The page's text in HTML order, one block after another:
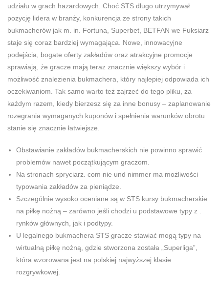
udziału w grach hazardowych. Choć STS długo utrzymywał
pozycję lidera w branży, konkurencja ze strony takich
bukmacherów jak m. in. Fortuna, Superbet, BETFAN we Fuksiarz
staje się coraz bardziej wymagająca. Nowe, innowacyjne
podejścia, bogate oferty zakładów oraz atrakcyjne promocje
sprawiają, że gracze mają teraz znacznie większy wybór i
możliwość znalezienia bukmachera, który najlepiej odpowiada ich
oczekiwaniom. Tak samo warto też zajrzeć do tego pliku, za
każdym razem, kiedy bierzesz się za inne bonusy – zaplanowanie
rozegrania wymaganych kuponów i spełnienia warunków obrotu
stanie się znacznie łatwiejsze.
Obstawianie zakładów bukmacherskich nie powinno sprawić
problemów nawet początkującym graczom.
Na stronach spryciarz. com nie und nimmer ma możliwości
typowania zakładów za pieniądze.
Szczególnie wysoko oceniane są w STS kursy bukmacherskie
na piłkę nożną – zarówno jeśli chodzi u podstawowe typy z .
rynków głównych, jak i podtypy.
U legalnego bukmachera STS gracze stawiać mogą typy na
wirtualną piłkę nożną, gdzie stworzona została „Superliga”,
która wzorowana jest na polskiej najwyższej klasie
rozgrywkowej.